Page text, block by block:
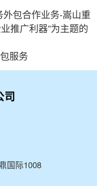
包合作业务-嵩山重
推广利器”为主题的
服务
司
国际1008